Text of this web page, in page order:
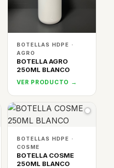
BOTELLAS HDPE ·
AGRO
BOTELLA AGRO
250ML BLANCO
VER PRODUCTO →
BOTELLAS HDPE ·
COSME
BOTELLA COSME
250ML BLANCO